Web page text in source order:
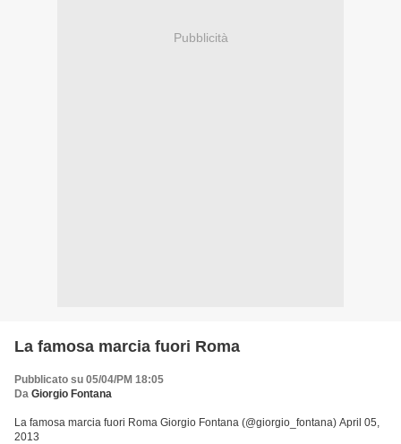
Pubblicità
La famosa marcia fuori Roma
Pubblicato su 05/04/PM 18:05
Da Giorgio Fontana
La famosa marcia fuori Roma Giorgio Fontana (@giorgio_fontana) April 05,
2013